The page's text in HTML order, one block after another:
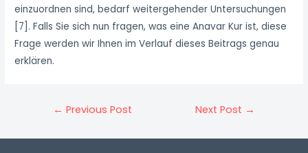
einzuordnen sind, bedarf weitergehender Untersuchungen
[7]. Falls Sie sich nun fragen, was eine Anavar Kur ist, diese
Frage werden wir Ihnen im Verlauf dieses Beitrags genau
erklären.
← Previous Post Next Post →